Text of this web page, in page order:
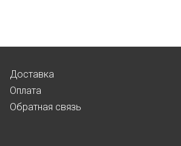
Доставка
Оплата
Обратная связь